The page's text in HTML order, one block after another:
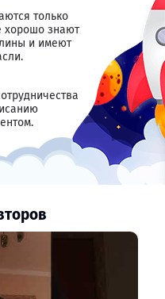
только
хорошо знают
и имеют